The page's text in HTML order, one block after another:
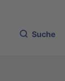
Suche